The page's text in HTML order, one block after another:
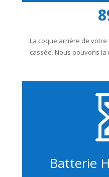
La coque arrière de
cassée. Nous pouvons la
Batterie